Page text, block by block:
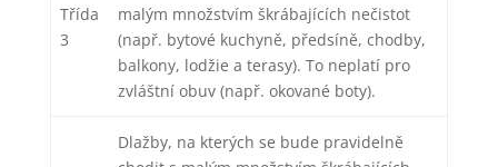
Třída
3
malým množstvím škrábajících nečistot
(např. bytové kuchyně, předsíně, chodby,
balkony, lodžie a terasy). To neplatí pro
zvláštní obuv (např. okované boty).
Dlažby, na kterých se bude pravidelně